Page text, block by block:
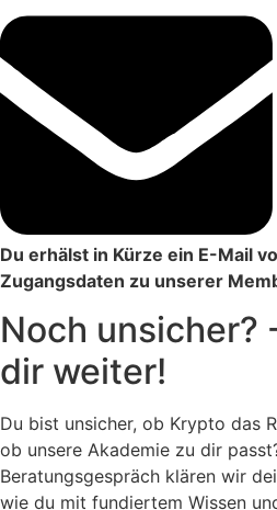
Du erhälst in Kürze ein E-Mail
Zugangsdaten zu unserer
Noch unsicher?
dir weiter!
Du bist unsicher, ob Krypto das
ob unsere Akademie zu dir
Beratungsgespräch klären wir
wie du mit fundiertem Wissen